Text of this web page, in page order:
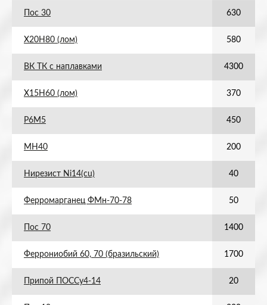
Пос 30 630
Х20Н80 (лом) 580
ВК ТК с наплавками 4300
Х15Н60 (лом) 370
Р6М5 450
МН40 200
Нирезист Ni14(cu) 40
Ферромарганец ФМн-70-78 50
Пос 70 1400
Феррониобий 60, 70 (бразильский) 1700
Припой ПОССу4-14 20